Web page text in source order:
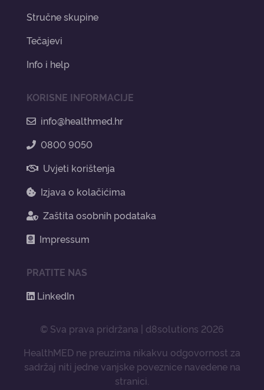
Stručne skupine
Tečajevi
Info i help
KORISNE INFORMACIJE
info@healthmed.hr
0800 9050
Uvjeti korištenja
Izjava o kolačićima
Zaštita osobnih podataka
Impressum
PRATITE NAS
LinkedIn
© Sva prava pridržana | d8solutions 2026
HealthMED ne preuzima nikakvu odgovornost za
sadržaj niti jedne vanjske poveznice navedene na
stranici.